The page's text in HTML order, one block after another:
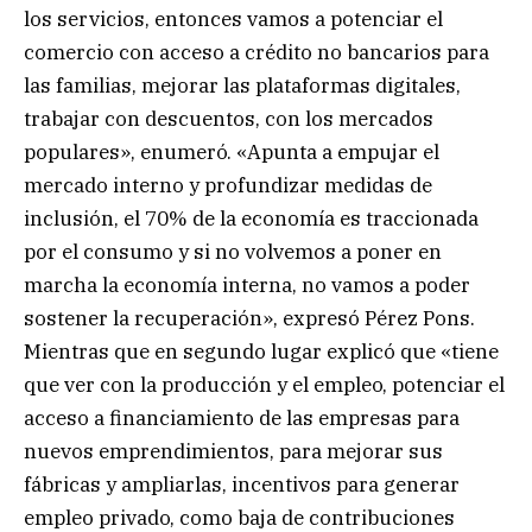
los servicios, entonces vamos a potenciar el
comercio con acceso a crédito no bancarios para
las familias, mejorar las plataformas digitales,
trabajar con descuentos, con los mercados
populares», enumeró. «Apunta a empujar el
mercado interno y profundizar medidas de
inclusión, el 70% de la economía es traccionada
por el consumo y si no volvemos a poner en
marcha la economía interna, no vamos a poder
sostener la recuperación», expresó Pérez Pons.
Mientras que en segundo lugar explicó que «tiene
que ver con la producción y el empleo, potenciar el
acceso a financiamiento de las empresas para
nuevos emprendimientos, para mejorar sus
fábricas y ampliarlas, incentivos para generar
empleo privado, como baja de contribuciones